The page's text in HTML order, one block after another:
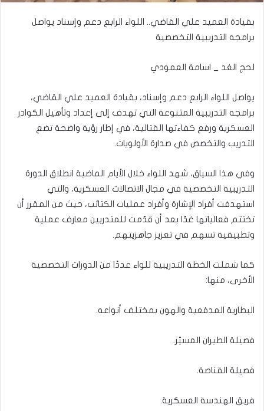
بقيادة العميد علي القاضي.. اللواء الرابع دعم وإسناد يواصل
برامجه التدريبية التخصصية
لحج الغد _ اسامة العمودي
يواصل اللواء الرابع دعم وإسناد، بقيادة العميد علي القاضي،
برامجه التدريبية المتنوعة التي تهدف إلى إعداد وتأهيل الكوادر
العسكرية ورفع كفاءتها القتالية، في إطار رؤية واضحة تضع
التدريب والتخصص في صدارة الأولويات.
وفي هذا السياق، شهد اللواء خلال الأيام الماضية انطلاق الدورة
التدريبية التخصصية في مجال الاتصالات العسكرية، والتي
استهدفت أفراد الإشارة وأفراد عمليات الكتائب، حيث من المقرر أن
تختتم فعالياتها غدًا بعد أن قدّمت للمتدربين معارف عملية
وتطبيقية تسهم في تعزيز جاهزيتهم.
كما شملت الخطة التدريبية للواء عددًا من الدورات التخصصية
الأخرى، منها:
البطارية المدفعية والهون بمختلف أنواعه.
فصيلة الطيران المسيّر.
فصيلة القناصة.
فريق الهندسة العسكرية.